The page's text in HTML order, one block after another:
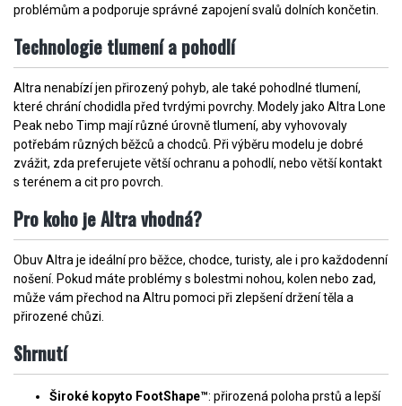
problémům a podporuje správné zapojení svalů dolních končetin.
Technologie tlumení a pohodlí
Altra nenabízí jen přirozený pohyb, ale také pohodlné tlumení,
které chrání chodidla před tvrdými povrchy. Modely jako Altra Lone
Peak nebo Timp mají různé úrovně tlumení, aby vyhovovaly
potřebám různých běžců a chodců. Při výběru modelu je dobré
zvážit, zda preferujete větší ochranu a pohodlí, nebo větší kontakt
s terénem a cit pro povrch.
Pro koho je Altra vhodná?
Obuv Altra je ideální pro běžce, chodce, turisty, ale i pro každodenní
nošení. Pokud máte problémy s bolestmi nohou, kolen nebo zad,
může vám přechod na Altru pomoci při zlepšení držení těla a
přirozené chůzi.
Shrnutí
Široké kopyto FootShape™: přirozená poloha prstů a lepší